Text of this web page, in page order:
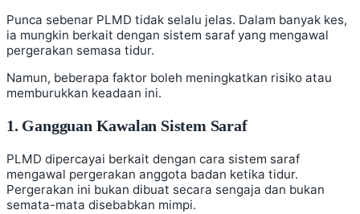
Punca sebenar PLMD tidak selalu jelas. Dalam banyak kes,
ia mungkin berkait dengan sistem saraf yang mengawal
pergerakan semasa tidur.
Namun, beberapa faktor boleh meningkatkan risiko atau
memburukkan keadaan ini.
1. Gangguan Kawalan Sistem Saraf
PLMD dipercayai berkait dengan cara sistem saraf
mengawal pergerakan anggota badan ketika tidur.
Pergerakan ini bukan dibuat secara sengaja dan bukan
semata-mata disebabkan mimpi.